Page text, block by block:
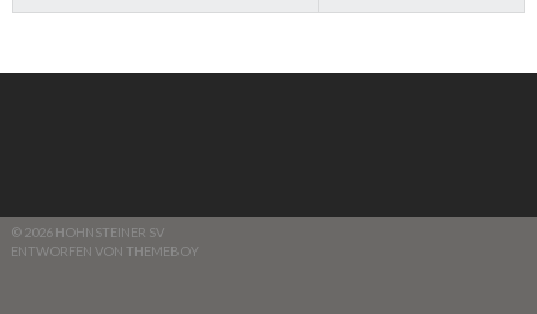
© 2026 HOHNSTEINER SV
ENTWORFEN VON THEMEBOY